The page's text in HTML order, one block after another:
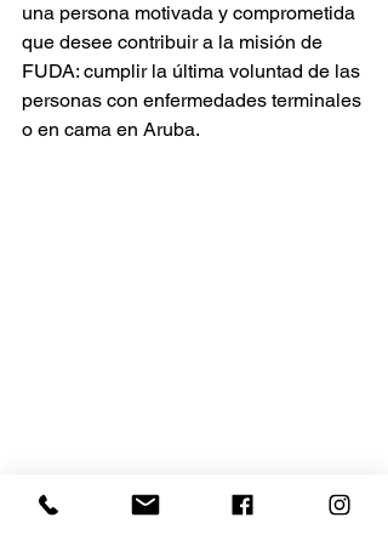
una persona motivada y comprometida
que desee contribuir a la misión de
FUDA: cumplir la última voluntad de las
personas con enfermedades terminales
o en cama en Aruba.